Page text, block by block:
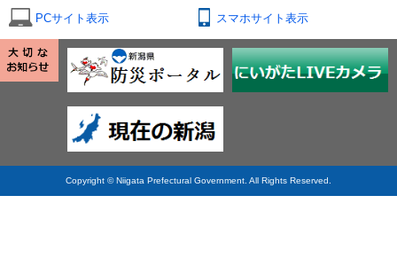
PCサイト表示 スマホサイト表示
Copyright © Niigata Prefectural Government. All Rights Reserved.